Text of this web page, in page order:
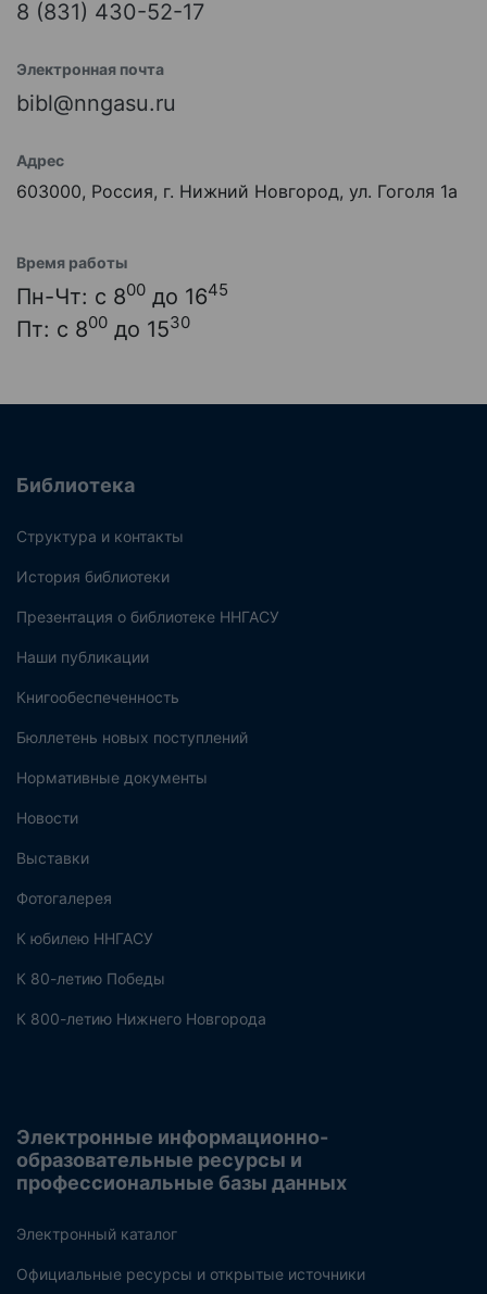
8 (831) 430-52-17
Электронная почта
bibl@nngasu.ru
Адрес
603000, Россия, г. Нижний Новгород, ул. Гоголя 1а
Время работы
Пн-Чт: с 800 до 1645
Пт: с 800 до 1530
Библиотека
Структура и контакты
История библиотеки
Презентация о библиотеке ННГАСУ
Наши публикации
Книгообеспеченность
Бюллетень новых поступлений
Нормативные документы
Новости
Выставки
Фотогалерея
К юбилею ННГАСУ
К 80-летию Победы
К 800-летию Нижнего Новгорода
Электронные информационно-
образовательные ресурсы и
профессиональные базы данных
Электронный каталог
Официальные ресурсы и открытые источники